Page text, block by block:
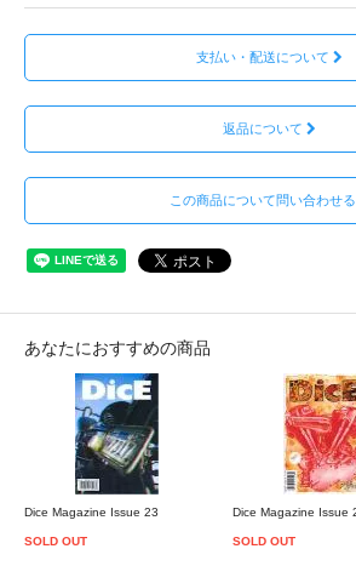
支払い・配送について
返品について
この商品について問い合わせる
あなたにおすすめの商品
Dice Magazine Issue 23
SOLD OUT
Dice Magazine Issue
SOLD OUT